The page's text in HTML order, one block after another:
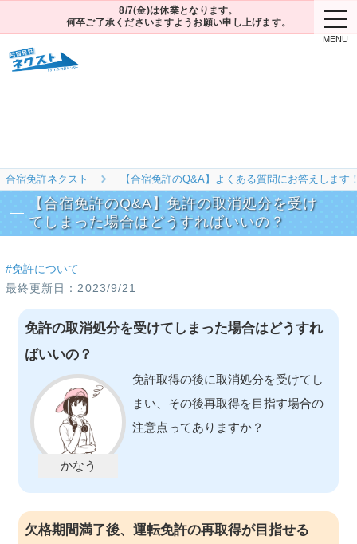
8/7(金)は休業となります。
何卒ご了承くださいますようお願い申し上げます。
合宿免許ネクスト 【合宿免許のQ&A】よくある質問にお答えします
【合宿免許のQ&A】免許の取消処分を受け
てしまった場合はどうすればいいの？
#免許について
2023/9/21
免許の取消処分を受けてしまった場合はどうすれ
ばいいの？
免許取得の後に取消処分を受けてし
まい、その後再取得を目指す場合の
注意点ってありますか？
欠格期間満了後、運転免許の再取得が目指せる